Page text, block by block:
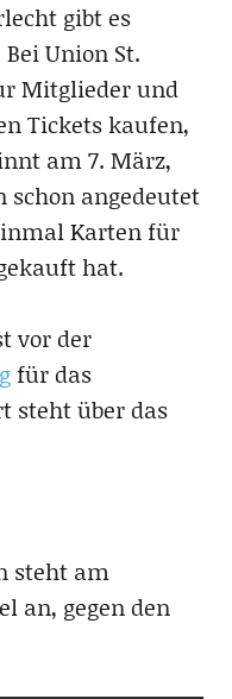
gibt es
Union St.
Mitglieder und
Tickets kaufen,
am 7. März,
schon angedeutet
Karten für
hat.
vor der
für das
steht über das
steht am
an, gegen den